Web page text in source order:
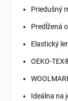
Priedušný
Predĺžená
Elastický
OEKO-
Ideálna na